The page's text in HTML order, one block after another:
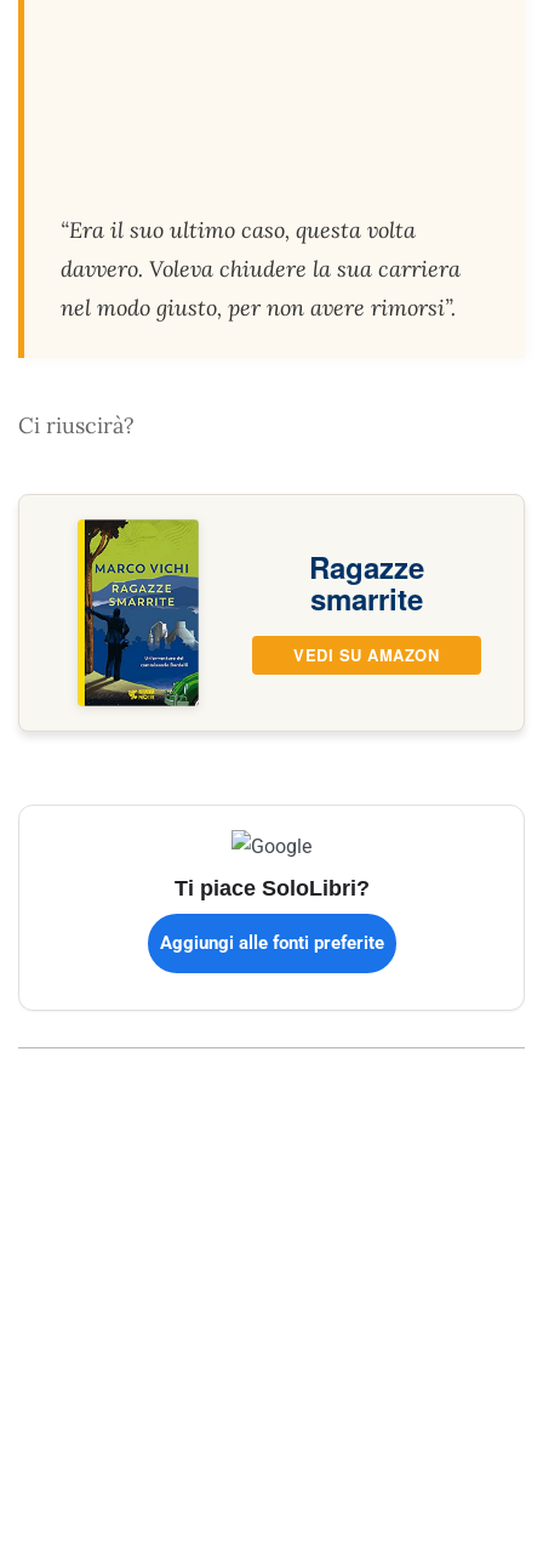
“Era il suo ultimo caso, questa volta
davvero. Voleva chiudere la sua carriera
nel modo giusto, per non avere rimorsi”.
Ci riuscirà?
Ragazze
smarrite
VEDI SU AMAZON
Ti piace SoloLibri?
Aggiungi alle fonti preferite